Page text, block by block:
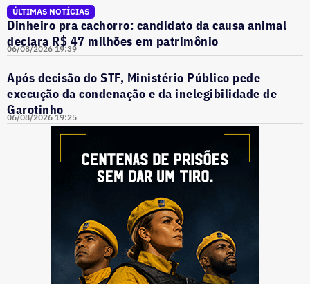
ÚLTIMAS NOTÍCIAS
Dinheiro pra cachorro: candidato da causa animal
declara R$ 47 milhões em patrimônio
06/08/2026 19:39
Após decisão do STF, Ministério Público pede
execução da condenação e da inelegibilidade de
Garotinho
06/08/2026 19:25